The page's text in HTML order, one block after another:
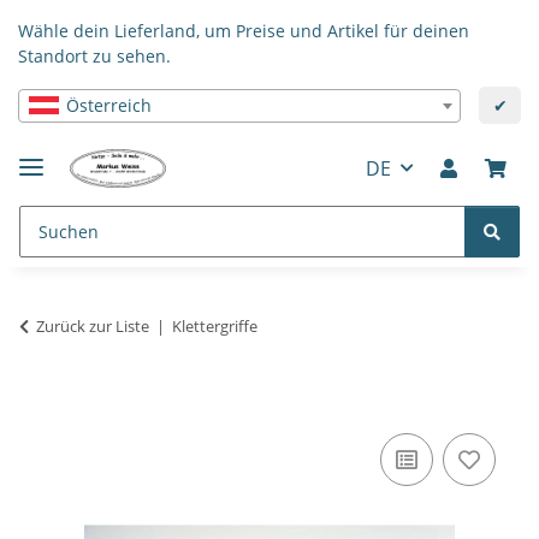
Wähle dein Lieferland, um Preise und Artikel für deinen
Standort zu sehen.
Österreich ✔
DE
Zurück zur Liste Klettergriffe